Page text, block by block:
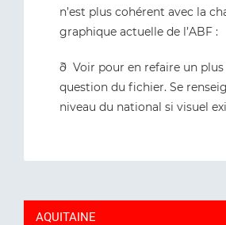
n’est plus cohérent avec la
graphique actuelle de l’ABF :
ð Voir pour en refaire un plus
question du fichier. Se
niveau du national si visuel
AQUITAINE